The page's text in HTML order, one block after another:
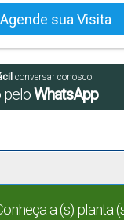
conversar conosco
peloWhatsApp
a (s) planta